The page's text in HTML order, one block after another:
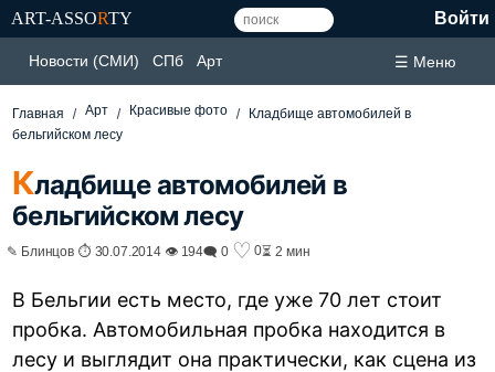
ART-ASSORTY Войти
Новости (СМИ) СПб Арт ☰ Меню
Главная Арт Красивые фото
Кладбище автомобилей в
бельгийском лесу
Кладбище автомобилей в
бельгийском лесу
✎ Блинцов ⏱ 30.07.2014 👁 194🗨 0 ♡ 0⏳ 2 мин
В Бельгии есть место, где уже 70 лет стоит
пробка. Автомобильная пробка находится в
лесу и выглядит она практически, как сцена из